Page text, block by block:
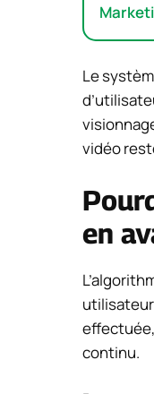
Le
vidéo
en
continu.